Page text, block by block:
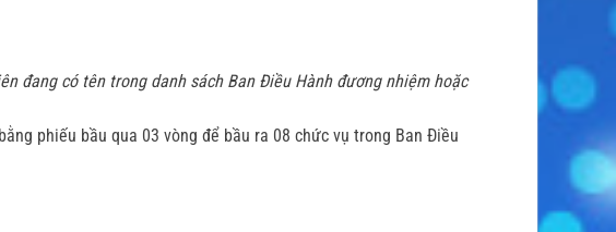
đang có tên trong danh sách Ban Điều Hành đương nhiệm hoặc
phiếu bầu qua 03 vòng để bầu ra 08 chức vụ trong Ban Điều